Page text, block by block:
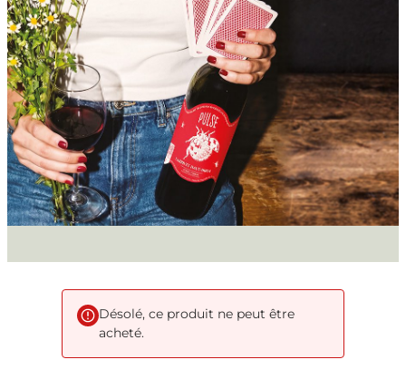
Désolé, ce produit ne peut être
acheté.